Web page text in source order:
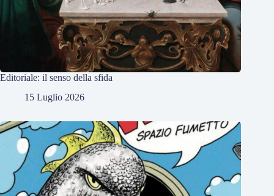
Editoriale: il senso della sfida
15 Luglio 2026